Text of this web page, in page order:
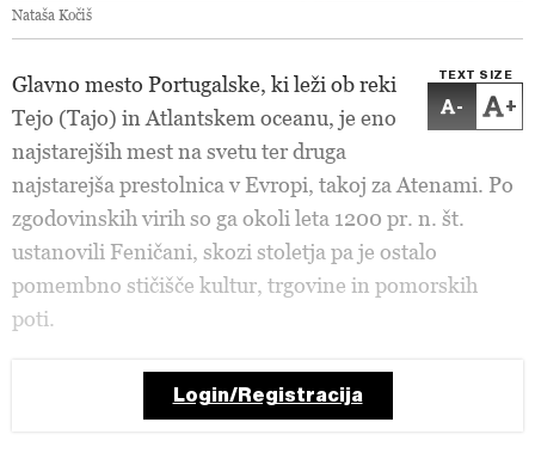
Nataša Kočiš
TEXT SIZE
- +
Glavno mesto Portugalske, ki leži ob reki
Tejo (Tajo) in Atlantskem oceanu, je eno
najstarejših mest na svetu ter druga
najstarejša prestolnica v Evropi, takoj za Atenami. Po
zgodovinskih virih so ga okoli leta 1200 pr. n. št.
ustanovili Feničani, skozi stoletja pa je ostalo
pomembno stičišče kultur, trgovine in pomorskih
poti.
Login/Registracija